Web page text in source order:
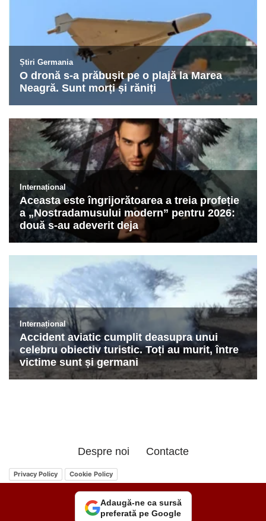
Despre noi Contacte
Privacy Policy Cookie Policy
Adaugă-ne ca sursă
preferată pe Google